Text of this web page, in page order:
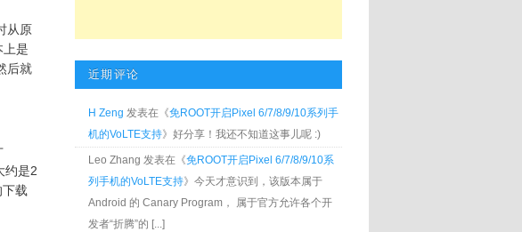
从原
上是
后就
约是2
载
近期评论
H Zeng 发表在《免ROOT开启Pixel 6/7/8/9/10系列手
机的VoLTE支持》好分享！我还不知道这事儿呢 :)
Leo Zhang 发表在《免ROOT开启Pixel 6/7/8/9/10系
列手机的VoLTE支持》今天才意识到，该版本属于
Android 的 Canary Program， 属于官方允许各个开
发者“折腾”的 [...]